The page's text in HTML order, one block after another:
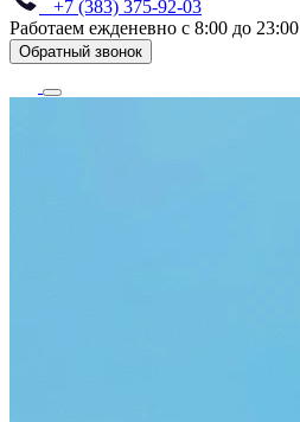
+7 (383) 375-92-03
Работаем ежденевно с 8:00 до 23:00
Обратный звонок